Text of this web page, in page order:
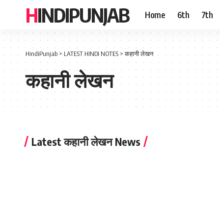
HINDIPUNJAB Home 6th 7th
HindiPunjab >LATEST HINDI NOTES >कहानी लेखन
कहानी लेखन
Latest कहानी लेखन News